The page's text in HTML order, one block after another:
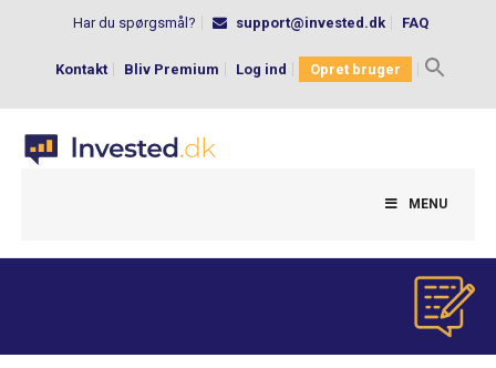
Har du spørgsmål? support@invested.dk FAQ
Kontakt Bliv Premium Log ind Opret bruger
Search
MENU